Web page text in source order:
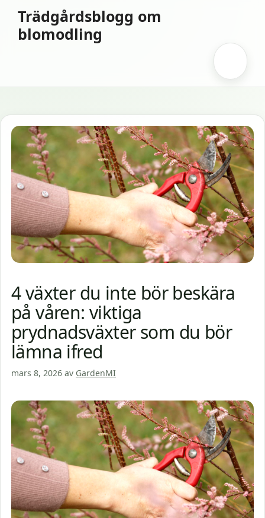
innehåll
Trädgårdsblogg om
blomodling
4 växter du inte bör beskära
på våren: viktiga
prydnadsväxter som du bör
lämna ifred
mars 8, 2026 av GardenMI